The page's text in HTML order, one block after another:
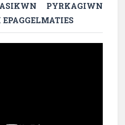
PYRKAGIWN